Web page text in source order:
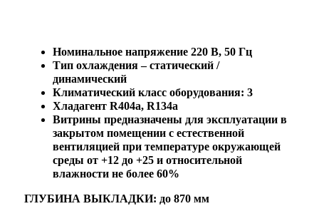
Номинальное напряжение 220 В, 50 Гц
Тип охлаждения – статический /
динамический
Климатический класс оборудования: 3
Хладагент R404a, R134a
Витрины предназначены для эксплуатации в
закрытом помещении с естественной
вентиляцией при температуре окружающей
среды от +12 до +25 и относительной
влажности не более 60%
ГЛУБИНА ВЫКЛАДКИ: до 870 мм